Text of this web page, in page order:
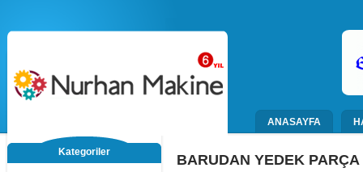
ANASAYFA
Kategoriler BARUDAN YEDEK PARÇA